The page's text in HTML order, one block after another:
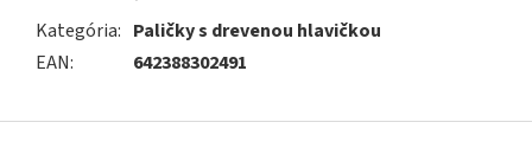
Kategória: Paličky s drevenou hlavičkou
EAN: 642388302491